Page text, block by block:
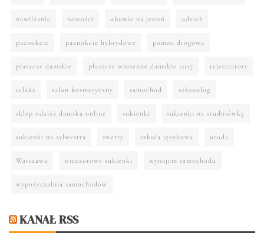
nawilżanie nowości obuwie na jesień odzież
paznokcie paznokcie hybrydowe pomoc drogowa
płaszcze damskie płaszcze wiosenne damskie 2017 rejestratory
relaks salon kosmetyczny samochód seksuolog
sklep odzież damska online sukienki sukienki na studniówkę
sukienki na sylwestra swetry szkoła językowa uroda
Warszawa wieczorowe sukienki wynajem samochodu
wypożyczalnia samochodów
KANAŁ RSS